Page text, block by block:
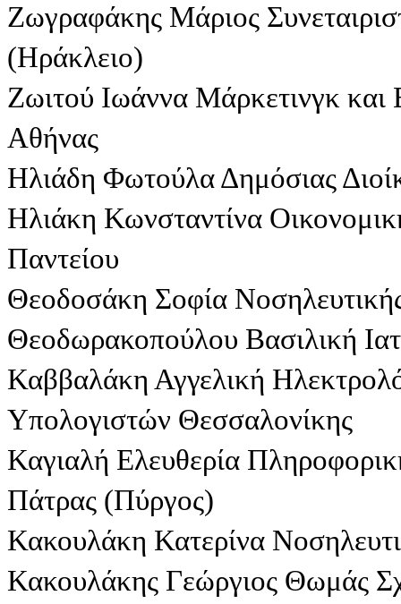
Ζωγραφάκης Μάριος
(Ηράκλειο)
Ζωιτού Ιωάννα Μάρκετινγκ και
Αθήνας
Ηλιάδη Φωτούλα Δημόσιας
Ηλιάκη Κωνσταντίνα
Παντείου
Θεοδοσάκη Σοφία
Θεοδωρακοπούλου Βασιλική
Καββαλάκη Αγγελική
Υπολογιστών Θεσσαλονίκης
Καγιαλή Ελευθερία
Πάτρας (Πύργος)
Κακουλάκη Κατερίνα
Κακουλάκης Γεώργιος Θωμάς